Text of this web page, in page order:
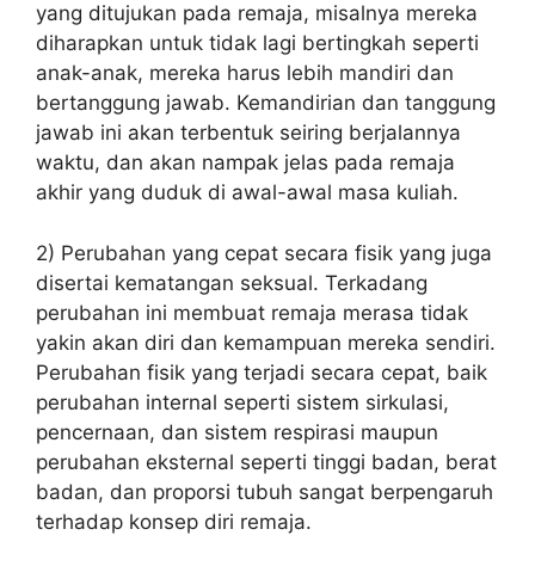
yang ditujukan pada remaja, misalnya mereka
diharapkan untuk tidak lagi bertingkah seperti
anak-anak, mereka harus lebih mandiri dan
bertanggung jawab. Kemandirian dan tanggung
jawab ini akan terbentuk seiring berjalannya
waktu, dan akan nampak jelas pada remaja
akhir yang duduk di awal-awal masa kuliah.
2) Perubahan yang cepat secara fisik yang juga
disertai kematangan seksual. Terkadang
perubahan ini membuat remaja merasa tidak
yakin akan diri dan kemampuan mereka sendiri.
Perubahan fisik yang terjadi secara cepat, baik
perubahan internal seperti sistem sirkulasi,
pencernaan, dan sistem respirasi maupun
perubahan eksternal seperti tinggi badan, berat
badan, dan proporsi tubuh sangat berpengaruh
terhadap konsep diri remaja.